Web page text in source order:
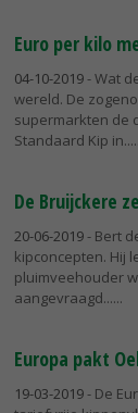
Euro per kilo
04-10-2019- Wat
wereld. De
supermarkten de
Standaard Kip in...
De Bruijckere
20-06-2019- Bert
kipconcepten. Hij
pluimveehouder
aangevraagd...
Europa pakt
19-03-2019- De